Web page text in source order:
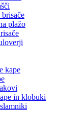
plažo
kape
in klobuki